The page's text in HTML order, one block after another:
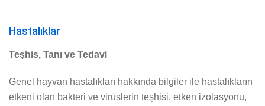
Hastalıklar
Teşhis, Tanı ve Tedavi
Genel hayvan hastalıkları hakkında bilgiler ile hastalıkların
etkeni olan bakteri ve virüslerin teşhisi, etken izolasyonu,